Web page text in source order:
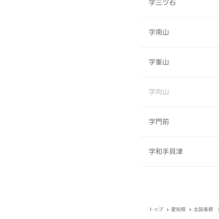
字三ツ石
字南山
字峯山
字向山
字門前
字和手貝津
トップ 愛知県 北設楽郡